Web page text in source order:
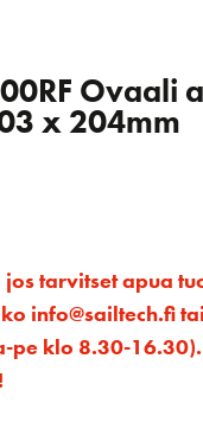
Ovaali
x 204mm
tarvitset apua
info@sailtech.fi
pe klo 8.30-